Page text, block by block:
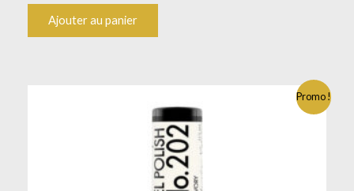
Ajouter au panier
Promo !